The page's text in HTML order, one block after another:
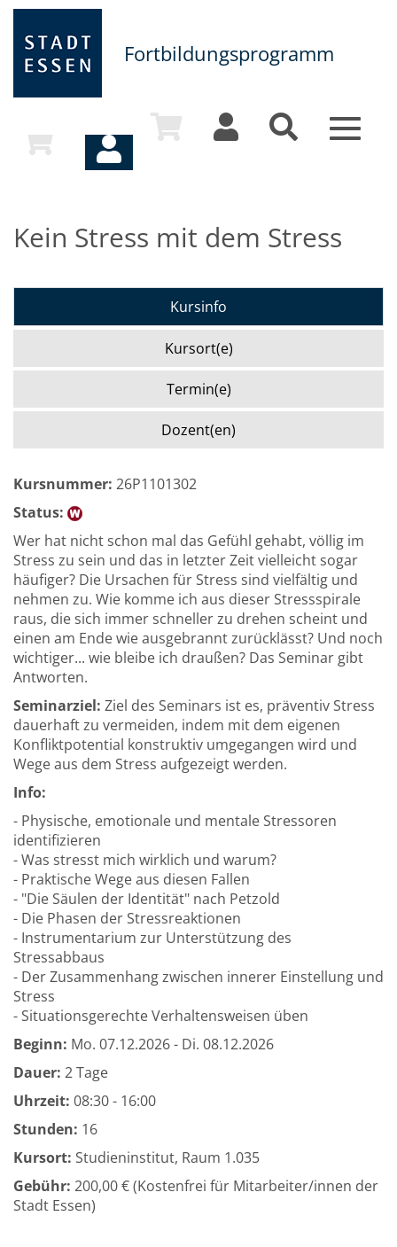
Fortbildungsprogramm
Toggle
Kein Stress mit dem Stress
Kursinfo
Kursort(e)
Termin(e)
Dozent(en)
Kursnummer: 26P1101302
Status:
Wer hat nicht schon mal das Gefühl gehabt, völlig im
Stress zu sein und das in letzter Zeit vielleicht sogar
häufiger? Die Ursachen für Stress sind vielfältig und
nehmen zu. Wie komme ich aus dieser Stressspirale
raus, die sich immer schneller zu drehen scheint und
einen am Ende wie ausgebrannt zurücklässt? Und noch
wichtiger... wie bleibe ich draußen? Das Seminar gibt
Antworten.
Seminarziel: Ziel des Seminars ist es, präventiv Stress
dauerhaft zu vermeiden, indem mit dem eigenen
Konfliktpotential konstruktiv umgegangen wird und
Wege aus dem Stress aufgezeigt werden.
Info:
- Physische, emotionale und mentale Stressoren
identifizieren
- Was stresst mich wirklich und warum?
- Praktische Wege aus diesen Fallen
- "Die Säulen der Identität" nach Petzold
- Die Phasen der Stressreaktionen
- Instrumentarium zur Unterstützung des
Stressabbaus
- Der Zusammenhang zwischen innerer Einstellung und
Stress
- Situationsgerechte Verhaltensweisen üben
Beginn: Mo. 07.12.2026 - Di. 08.12.2026
Dauer: 2 Tage
Uhrzeit: 08:30 - 16:00
Stunden: 16
Kursort: Studieninstitut, Raum 1.035
Gebühr: 200,00 € (Kostenfrei für Mitarbeiter/innen der
Stadt Essen)